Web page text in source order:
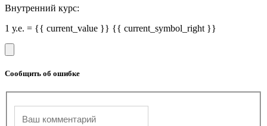
Внутренний курс:
1 у.е. = {{ current_value }} {{ current_symbol_right }}
Сообщить об ошибке